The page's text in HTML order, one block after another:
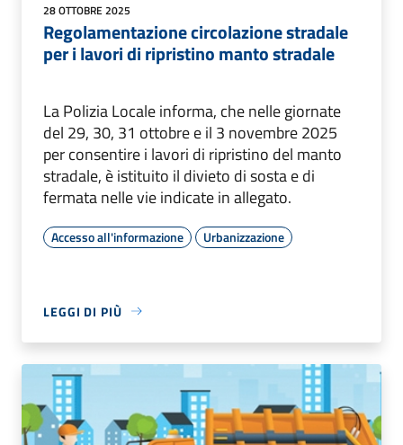
28 OTTOBRE 2025
Regolamentazione circolazione stradale
per i lavori di ripristino manto stradale
La Polizia Locale informa, che nelle giornate
del 29, 30, 31 ottobre e il 3 novembre 2025
per consentire i lavori di ripristino del manto
stradale, è istituito il divieto di sosta e di
fermata nelle vie indicate in allegato.
Accesso all'informazione Urbanizzazione
LEGGI DI PIÙ